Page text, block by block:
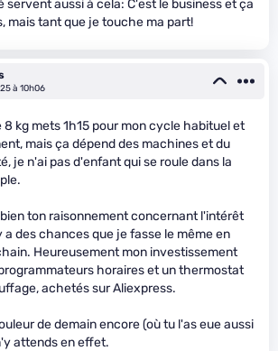
servent aussi à cela: C'est le business et ça
mais tant que je touche ma part!
à 10h06
8 kg mets 1h15 pour mon cycle habituel et
mais ça dépend des machines et du
je n'ai pas d'enfant qui se roule dans la
ton raisonnement concernant l'intérêt
a des chances que je fasse le même en
Heureusement mon investissement
horaires et un thermostat
achetés sur Aliexpress.
de demain encore (où tu l'as eue aussi
attends en effet.